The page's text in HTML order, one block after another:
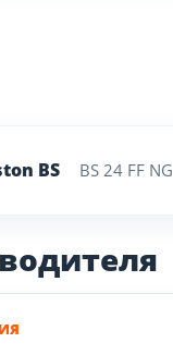
BS
BS 24 FF NG